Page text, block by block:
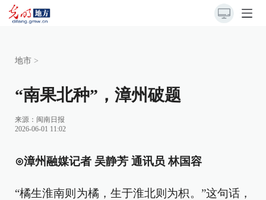
地市 >
“南果北种”，漳州破题
来源： 闽南日报
2026-06-01 11:02
⊙漳州融媒记者 吴静芳 通讯员 林国容
“橘生淮南则为橘，生于淮北则为枳。”这句话，